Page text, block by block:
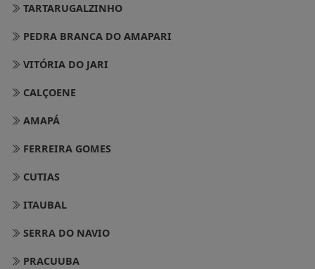
TARTARUGALZINHO
PEDRA BRANCA DO AMAPARI
VITÓRIA DO JARI
CALÇOENE
AMAPÁ
FERREIRA GOMES
CUTIAS
ITAUBAL
SERRA DO NAVIO
PRACUUBA